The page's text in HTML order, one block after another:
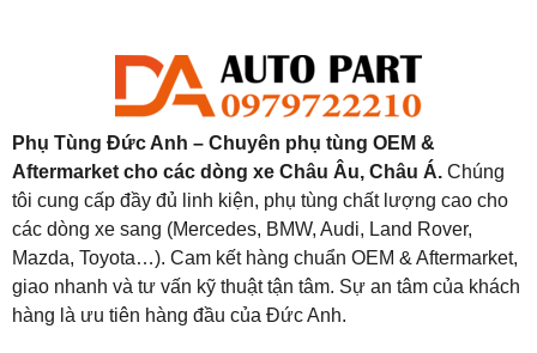
Phụ Tùng Đức Anh – Chuyên phụ tùng OEM &
Aftermarket cho các dòng xe Châu Âu, Châu Á. Chúng
tôi cung cấp đầy đủ linh kiện, phụ tùng chất lượng cao cho
các dòng xe sang (Mercedes, BMW, Audi, Land Rover,
Mazda, Toyota…). Cam kết hàng chuẩn OEM & Aftermarket,
giao nhanh và tư vấn kỹ thuật tận tâm. Sự an tâm của khách
hàng là ưu tiên hàng đầu của Đức Anh.